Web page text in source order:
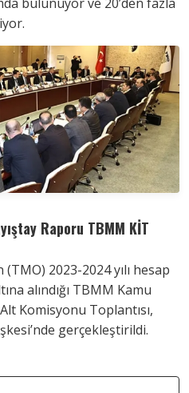
Raporu TBMM KİT
2023-2024 yılı hesap
alındığı TBMM Kamu
Komisyonu Toplantısı,
gerçekleştirildi.